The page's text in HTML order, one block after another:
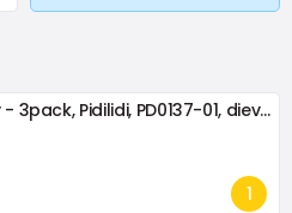
FUNNY dievčenské ponožky - 3pack, Pidilidi, PD0137-01, dievča